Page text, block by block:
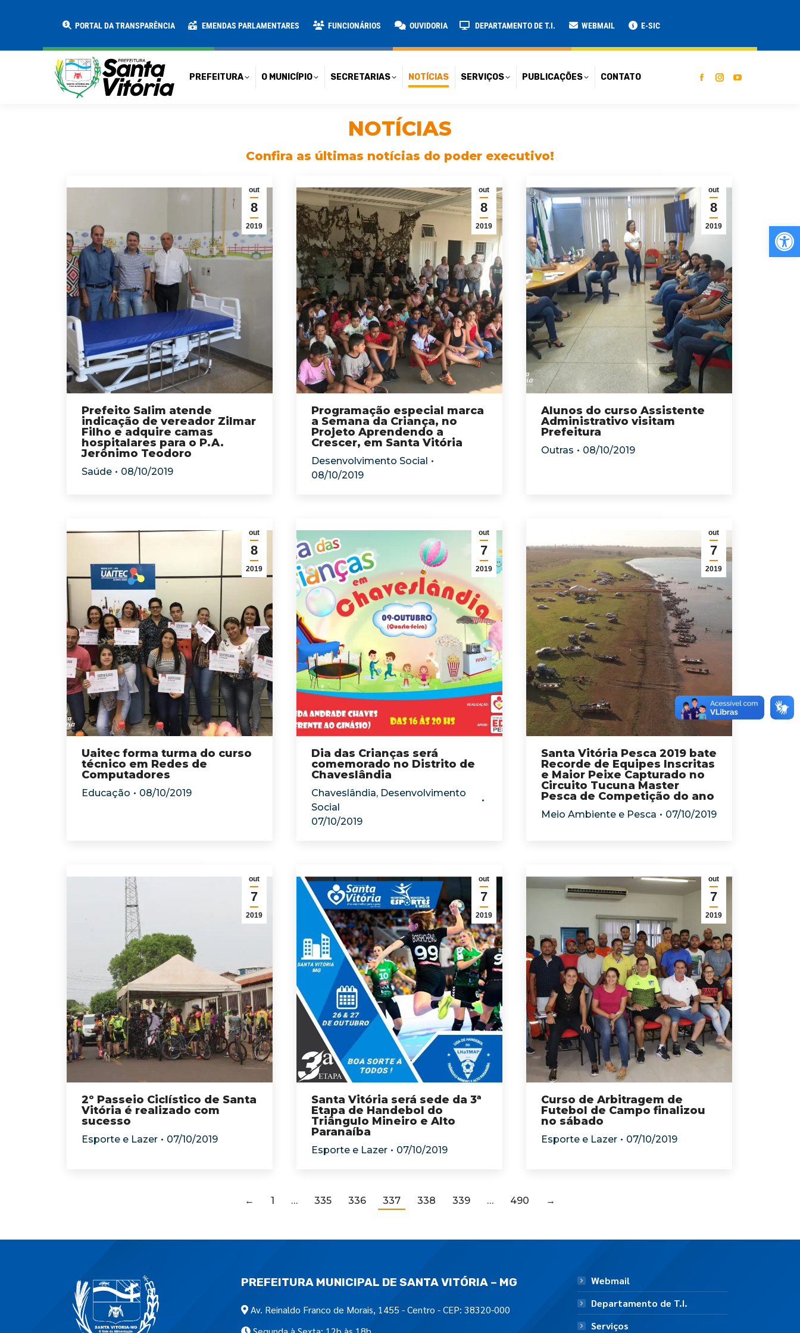
PORTAL DA TRANSPARÊNCIA EMENDAS PARLAMENTARES FUNCIONÁRIOS OUVIDORIA DEPARTAMENTO DE T.I. WEBMAIL E-SIC
PREFEITURA O MUNICÍPIO SECRETARIAS NOTÍCIAS SERVIÇOS PUBLICAÇÕES CONTATO
NOTÍCIAS
Confira as últimas notícias do poder executivo!
out
8
2019
Prefeito Salim atende
indicação de vereador Zilmar
Filho e adquire camas
hospitalares para o P.A.
Jerônimo Teodoro
Saúde 08/10/2019
out
8
2019
Programação especial marca
a Semana da Criança, no
Projeto Aprendendo a
Crescer, em Santa Vitória
Desenvolvimento Social
08/10/2019
out
8
2019
Alunos do curso Assistente
Administrativo visitam
Prefeitura
Outras 08/10/2019
out
8
2019
Uaitec forma turma do curso
técnico em Redes de
Computadores
Educação 08/10/2019
out
7
2019
Dia das Crianças será
comemorado no Distrito de
Chaveslândia
Chaveslândia, Desenvolvimento
Social
07/10/2019
out
7
2019
Santa Vitória Pesca 2019 bate
Recorde de Equipes Inscritas
e Maior Peixe Capturado no
Circuito Tucuna Master
Pesca de Competição do ano
Meio Ambiente e Pesca 07/10/2019
out
7
2019
2º Passeio Ciclístico de Santa
Vitória é realizado com
sucesso
Esporte e Lazer 07/10/2019
out
7
2019
Santa Vitória será sede da 3ª
Etapa de Handebol do
Triângulo Mineiro e Alto
Paranaíba
Esporte e Lazer 07/10/2019
out
7
2019
Curso de Arbitragem de
Futebol de Campo finalizou
no sábado
Esporte e Lazer 07/10/2019
← 1 … 335 336 337 338 339 … 490 →
PREFEITURA MUNICIPAL DE SANTA VITÓRIA – MG
Av. Reinaldo Franco de Morais, 1455 - Centro - CEP: 38320-000
Webmail
Departamento de T.I.
Serviços